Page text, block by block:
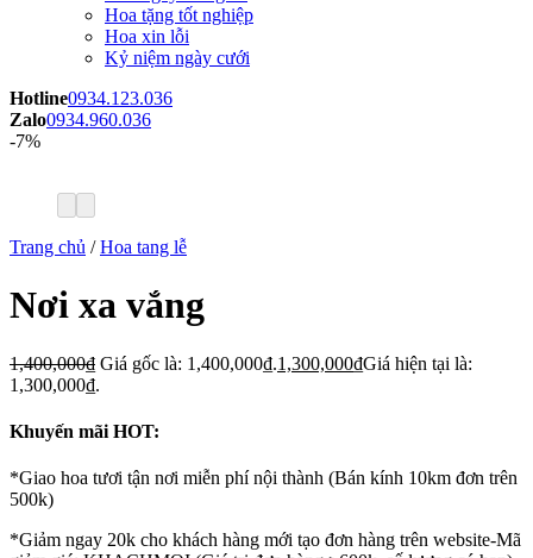
Hoa tặng tốt nghiệp
Hoa xin lỗi
Kỷ niệm ngày cưới
Hotline0934.123.036
Zalo0934.960.036
-7%
Trang chủ / Hoa tang lễ
Nơi xa vắng
1,400,000₫ Giá gốc là: 1,400,000₫.1,300,000₫Giá hiện tại là:
1,300,000₫.
Khuyến mãi HOT:
*Giao hoa tươi tận nơi miễn phí nội thành (Bán kính 10km đơn trên
500k)
*Giảm ngay 20k cho khách hàng mới tạo đơn hàng trên website-Mã